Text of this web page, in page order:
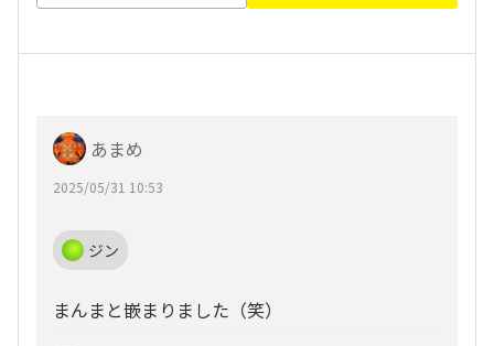
あまめ
2025/05/31 10:53
ジン
まんまと嵌まりました（笑）